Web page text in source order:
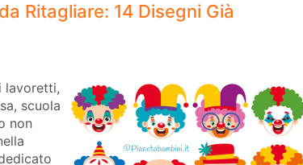
Ritagliare: 14 Disegni Già
lavoretti,
scuola
non